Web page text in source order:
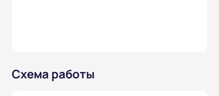
Схема работы